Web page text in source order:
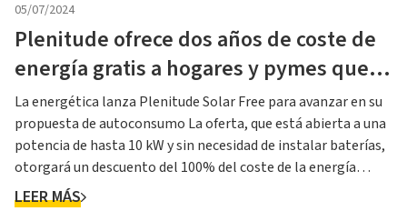
05/07/2024
Plenitude ofrece dos años de coste de
energía gratis a hogares y pymes que
instalen placas solares
La energética lanza Plenitude Solar Free para avanzar en su
propuesta de autoconsumo La oferta, que está abierta a una
potencia de hasta 10 kW y sin necesidad de instalar baterías,
otorgará un descuento del 100% del coste de la energía
Plenitude, sociedad controlada por Eni, lanza en España la
LEER MÁS